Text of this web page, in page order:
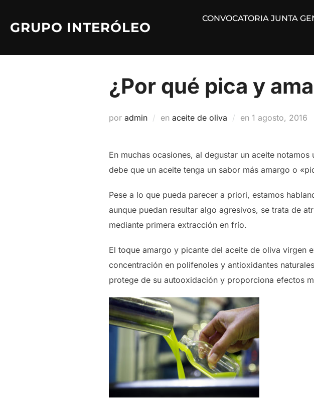
contenido
GRUPO INTERÓLEO
CONVOCATORIA JUNTA
¿Por qué pica y
por admin en aceite de oliva en Publicado
1 agosto, 2016
En muchas ocasiones, al degustar un aceite
debe que un aceite tenga un sabor más amargo o
Pese a lo que pueda parecer a priori, estamos
aunque puedan resultar algo agresivos, se trata de
mediante primera extracción en frío.
El toque amargo y picante del aceite de oliva virgen
concentración en polifenoles y antioxidantes
protege de su autooxidación y proporciona efectos